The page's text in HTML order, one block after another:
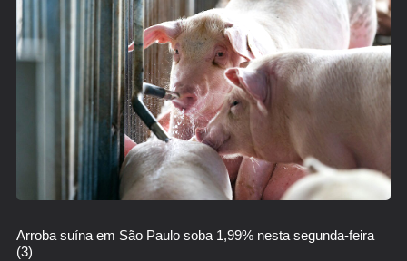
Arroba suína em São Paulo soba 1,99% nesta segunda-feira
(3)